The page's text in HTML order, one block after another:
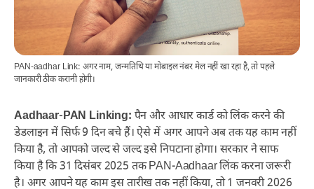
PAN-aadhar Link: अगर नाम, जन्मतिथि या मोबाइल नंबर मेल नहीं खा रहा है, तो पहले
जानकारी ठीक करानी होगी।
Aadhaar-PAN Linking: पैन और आधार कार्ड को लिंक करने की
डेडलाइन में सिर्फ 9 दिन बचे हैं। ऐसे में अगर आपने अब तक यह काम नहीं
किया है, तो आपको जल्द से जल्द इसे निपटाना होगा। सरकार ने साफ
किया है कि 31 दिसंबर 2025 तक PAN-Aadhaar लिंक करना जरूरी
है। अगर आपने यह काम इस तारीख तक नहीं किया, तो 1 जनवरी 2026